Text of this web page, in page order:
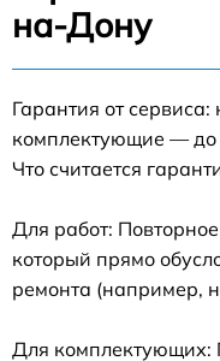
на-Дону
Гарантия от
комплектующие — до
Что считается
Для работ:
который прямо
ремонта (например,
Для